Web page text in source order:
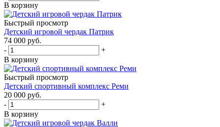
В корзину
Быстрый просмотр
Детский игровой чердак Патрик
74 000 руб.
-
+
В корзину
Быстрый просмотр
Детский спортивный комплекс Реми
20 000 руб.
-
+
В корзину